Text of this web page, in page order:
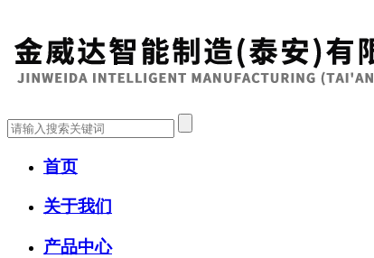
首页
关于我们
产品中心